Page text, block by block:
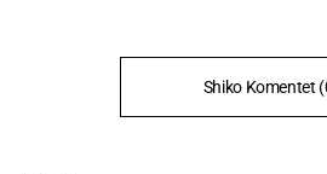
Shiko Komentet